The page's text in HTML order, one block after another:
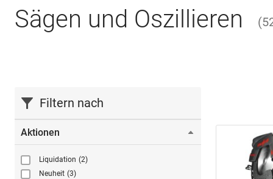
Sprache wählen (DE)
Sägen und Oszillieren (
Filtern nach
Aktionen
Liquidation (2)
Neuheit (3)